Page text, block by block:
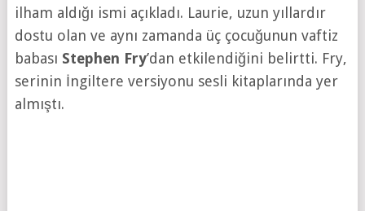
ilham aldığı ismi açıkladı. Laurie, uzun yıllardır
dostu olan ve aynı zamanda üç çocuğunun vaftiz
babası Stephen Fry’dan etkilendiğini belirtti. Fry,
serinin İngiltere versiyonu sesli kitaplarında yer
almıştı.